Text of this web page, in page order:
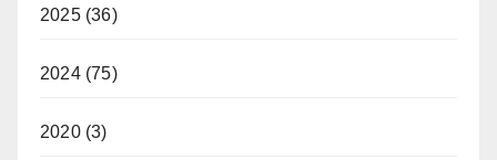
2025 (36)
2024 (75)
2020 (3)